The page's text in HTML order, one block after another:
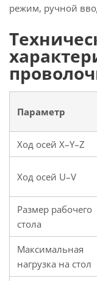
режим, ручной
Параметр
Ход осей X–Y–Z
Ход осей U–V
Размер рабочего
стола
Максимальная
нагрузка на стол